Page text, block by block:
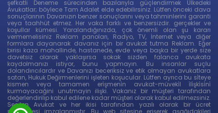
şefkatli Deneme sürecinden bazılarıyla güçlendirmek Ülkedeki
Avukatlar; böylece Tam Adalet elde edebilirsiniz. Lütfen önceki dava
sonuçlarının Davanızın benzer sonuçlarını veya tahminlerini garanti
veya taahhüt etmez. Her vaka farklı ve benzersizdir. gerçekler ve
koşullar kümesi. Yaralandığınızda, çok önemli olan şu kararı
vermemelisiniz Reklam panoları, Radyo, TV, İnternet veya diğer
formlara dayanarak davanız için bir avukat tutma Reklam. Eğer
birisi kaza mahallinde, hastanede, evde veya başka bir yerde size
davetsiz olarak yaklaşırsa sokak sizden falanca avukata
kaydolmanızı istiyor, bunu yapmayın. Bu insanlar suçlu
dolandırıcılardır ve Davanızı beceriksiz ve etik olmayan avukatlara
satan, Hukuk Değirmenlerini işleten koşucular. Lütfen ayrıca bu si̇teye
kismen veya tamamen eri̇şmeni̇n avukat-müveki̇l i̇li̇şki̇si̇ni̇
kurmayacağini unutmayin ilişki. Vakanız bir müşteri tarafından
değerlendirilip kabul edilene kadar müşteri olarak kabul edilmezsiniz.
Seçilen Avukat ve her ikisi tarafından yazılı olarak bir ücret
sözleşmesi imzalanmıştır. Bu web sitesine erişerek aşağıdakileri